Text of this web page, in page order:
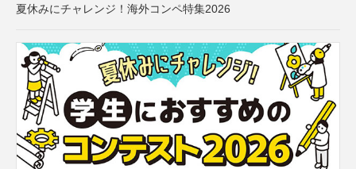
夏休みにチャレンジ！海外コンペ特集2026